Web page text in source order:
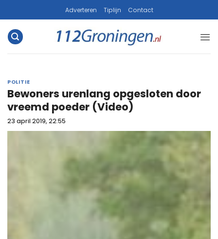
naar
inhoud
Adverteren Tiplijn Contact
POLITIE
Bewoners urenlang opgesloten door
vreemd poeder (Video)
23 april 2019, 22:55